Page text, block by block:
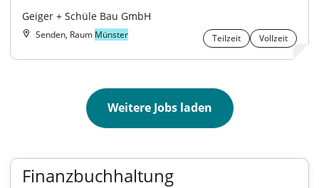
Geiger + Schüle Bau GmbH
Senden, Raum Münster Teilzeit Vollzeit
Weitere Jobs laden
Finanzbuchhaltung